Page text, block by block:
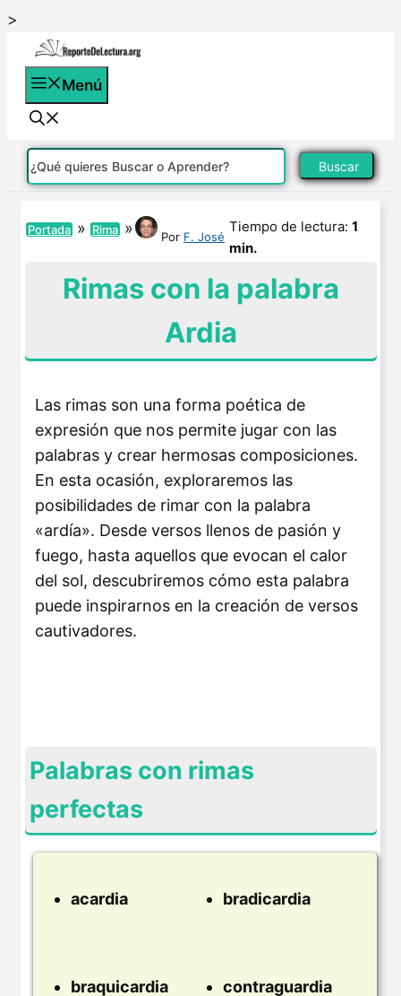
>
contenido
Menú
Buscar
Portada » Rima » Por F. José
Tiempo de lectura: 1
min.
Rimas con la palabra
Ardia
Las rimas son una forma poética de
expresión que nos permite jugar con las
palabras y crear hermosas composiciones.
En esta ocasión, exploraremos las
posibilidades de rimar con la palabra
«ardía». Desde versos llenos de pasión y
fuego, hasta aquellos que evocan el calor
del sol, descubriremos cómo esta palabra
puede inspirarnos en la creación de versos
cautivadores.
Palabras con rimas
perfectas
acardia bradicardia
braquicardia contraguardia